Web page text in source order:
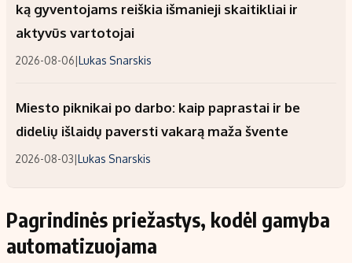
ką gyventojams reiškia išmanieji skaitikliai ir
aktyvūs vartotojai
2026-08-06|Lukas Snarskis
Miesto piknikai po darbo: kaip paprastai ir be
didelių išlaidų paversti vakarą maža švente
2026-08-03|Lukas Snarskis
Pagrindinės priežastys, kodėl gamyba
automatizuojama